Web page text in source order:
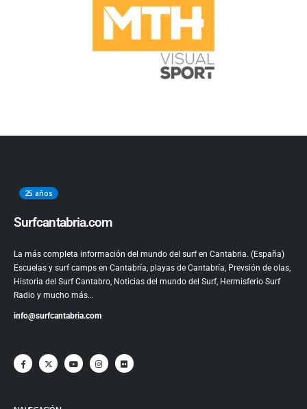
25 años
Surfcantabria.com
La más completa información del mundo del surf en Cantabria. (España)
Escuelas y surf camps en Cantabría, playas de Cantabría, Prevsión de olas,
Historia del Surf Cantabro, Noticias del mundo del Surf, Hermisferio Surf
Radio y mucho más…
info@surfcantabria.com